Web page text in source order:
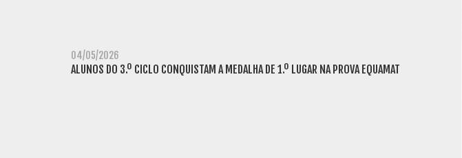
04/05/2026
ALUNOS DO 3.º CICLO CONQUISTAM A MEDALHA DE 1.º LUGAR NA PROVA EQUAMAT